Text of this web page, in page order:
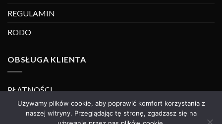
REGULAMIN
RODO
OBSŁUGA KLIENTA
PŁATNOŚCI
DOSTAWA
Używamy plików cookie, aby poprawić komfort korzystania z
naszej witryny. Przeglądając tę stronę, zgadzasz się na